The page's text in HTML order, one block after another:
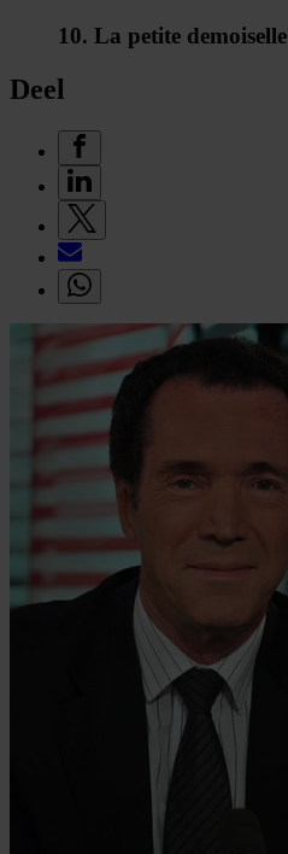
10. La petite demoiselle
Deel